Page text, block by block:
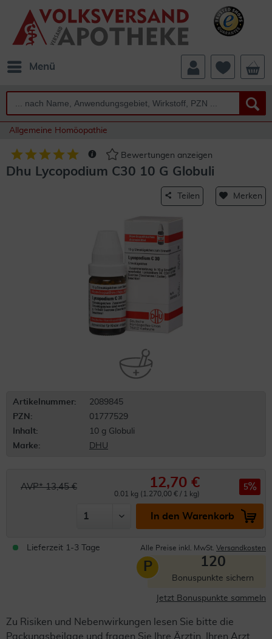
Menü
Allgemeine Homöopathie
Bewertungen anzeigen
Dhu Lycopodium C30 10 G Globuli
Teilen Merken
Artikelnummer:
2089845
PZN:
01777529
Inhalt:
10 g Globuli
Marke:
DHU
AVP* 13,45 € 12,70 €
0.01 kg (1.270,00 € / 1 kg)
5
In den Warenkorb
Lieferzeit 1-3 Tage Alle Preise inkl. MwSt. Versandkosten
P 120
Bonuspunkte sichern
Jetzt Bonuspunkte sammeln
Zu Risiken und Nebenwirkungen lesen Sie bitte die
Packungsbeilage und fragen Sie Ihre Ärztin, Ihren Arzt